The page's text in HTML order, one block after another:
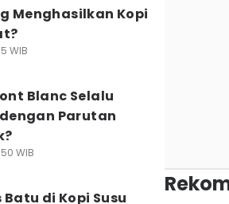
Menghasilkan Kopi
WIB
Blanc Selalu
Parutan
WIB
Batu di Kopi Susu